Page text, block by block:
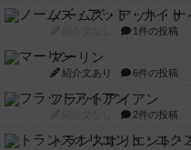
ノームズ・アット・ナ
1件の投稿
マーリン
紹介文あり 6件の投稿
フラットアイアン
2件の投稿
トランスオリエント・